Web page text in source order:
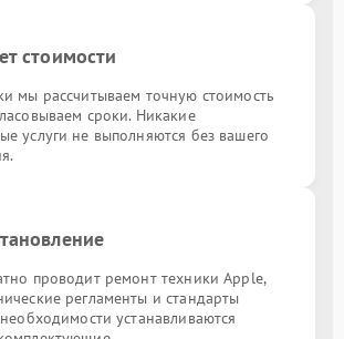
стоимости
мы рассчитываем точную стоимость
сроки. Никакие
услуги не выполняются без вашего
проводит ремонт техники Apple,
регламенты и стандарты
устанавливаются